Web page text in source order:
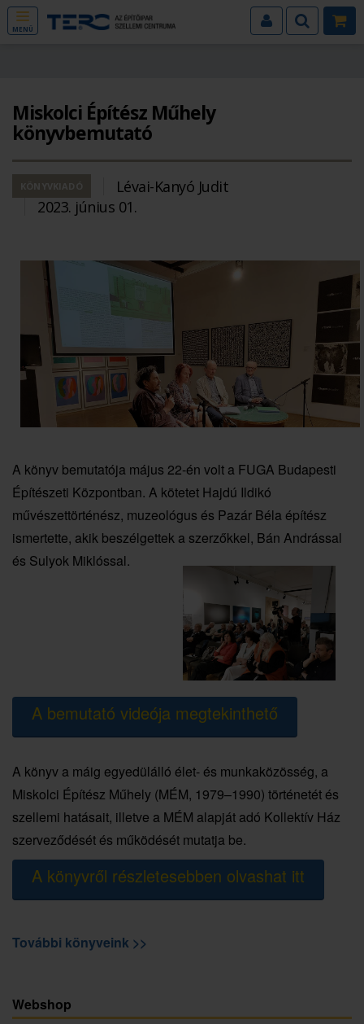
MENÜ
Miskolci Építész Műhely
könyvbemutató
KÖNYVKIADÓ
Lévai-Kanyó Judit
2023. június 01.
A könyv bemutatója május 22-én volt a FUGA Budapesti
Építészeti Központban. A kötetet Hajdú Ildikó
művészettörténész, muzeológus és Pazár Béla építész
ismertette, akik beszélgettek a szerzőkkel, Bán Andrással
és Sulyok Miklóssal.
A bemutató videója megtekinthető
A könyv a máig egyedülálló élet- és munkaközösség, a
Miskolci Építész Műhely (MÉM, 1979–1990) történetét és
szellemi hatásait, illetve a MÉM alapját adó Kollektív Ház
szerveződését és működését mutatja be.
A könyvről részletesebben olvashat itt
További könyveink >>
Webshop